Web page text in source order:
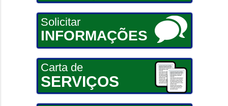
Solicitar
INFORMAÇÕES
Carta de
SERVIÇOS